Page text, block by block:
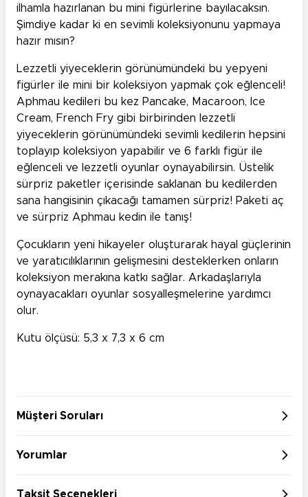
ilhamla hazırlanan bu mini figürlerine bayılacaksın.
Şimdiye kadar ki en sevimli koleksiyonunu yapmaya
hazır mısın?
Lezzetli yiyeceklerin görünümündeki bu yepyeni
figürler ile mini bir koleksiyon yapmak çok eğlenceli!
Aphmau kedileri bu kez Pancake, Macaroon, Ice
Cream, French Fry gibi birbirinden lezzetli
yiyeceklerin görünümündeki sevimli kedilerin hepsini
toplayıp koleksiyon yapabilir ve 6 farklı figür ile
eğlenceli ve lezzetli oyunlar oynayabilirsin. Üstelik
sürpriz paketler içerisinde saklanan bu kedilerden
sana hangisinin çıkacağı tamamen sürpriz! Paketi aç
ve sürpriz Aphmau kedin ile tanış!
Çocukların yeni hikayeler oluşturarak hayal güçlerinin
ve yaratıcılıklarının gelişmesini desteklerken onların
koleksiyon merakına katkı sağlar. Arkadaşlarıyla
oynayacakları oyunlar sosyalleşmelerine yardımcı
olur.
Kutu ölçüsü: 5,3 x 7,3 x 6 cm
Müşteri Soruları
Yorumlar
Taksit Seçenekleri